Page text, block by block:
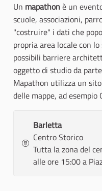
Un mapathonè un
scuole, associazioni,
"costruire" i dati che
propria area locale con
possibili barriere
oggetto di studio da
Mapathon utilizza un
delle mappe, ad esempio
Barletta
Centro Storico
Tutta la zona del
alle ore 15:00 a